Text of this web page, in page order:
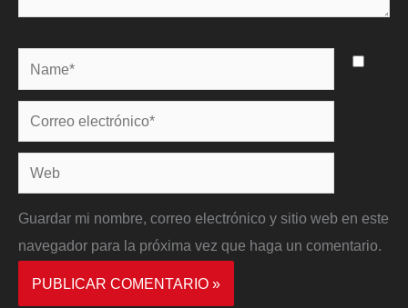
Name*
Correo
electrónico*
Web
Guardar mi nombre, correo electrónico y sitio web en este
navegador para la próxima vez que haga un comentario.